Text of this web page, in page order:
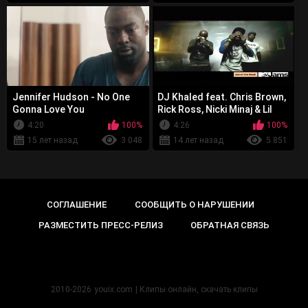
Jennifer Hudson - No One
Gonna Love You
4:20
100%
15 лет назад
3 048
DJ Khaled feat. Chris Brown,
Rick Ross, Nicki Minaj & Lil
Wayne - Take It to the Head
4:26
100%
14 лет назад
5 851
СОГЛАШЕНИЕ
СООБЩИТЬ О НАРУШЕНИИ
РАЗМЕСТИТЬ ПРЕСС-РЕЛИЗ
ОБРАТНАЯ СВЯЗЬ
2010-2026 youix.com | Клипы онлайн, cкачать клипы